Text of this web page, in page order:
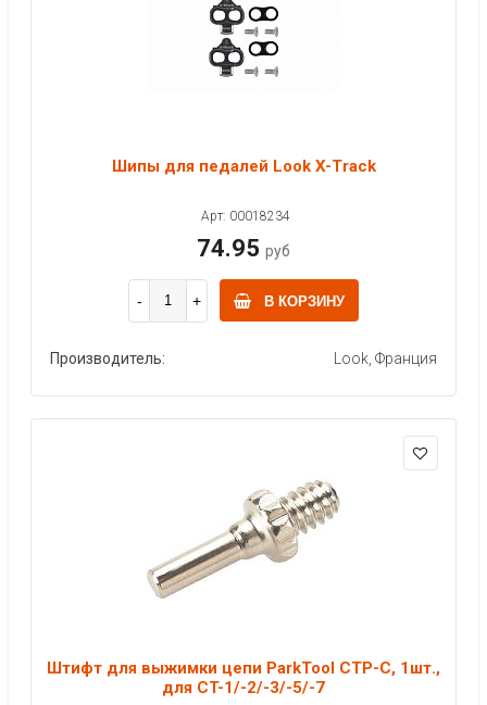
Шипы для педалей Look X-Track
Арт: 00018234
74.95 руб
В КОРЗИНУ
Производитель: Look, Франция
Штифт для выжимки цепи ParkTool CTP-C, 1шт.,
для CT-1/-2/-3/-5/-7